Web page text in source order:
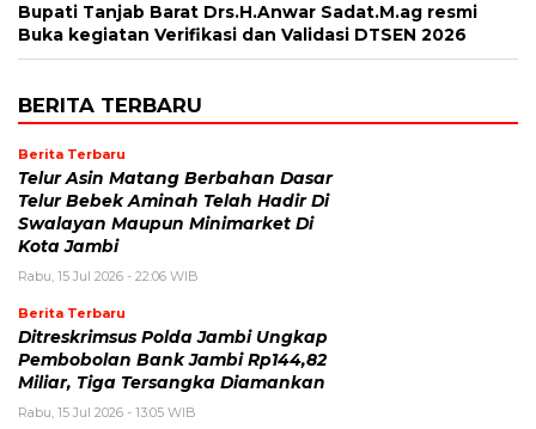
Bupati Tanjab Barat Drs.H.Anwar Sadat.M.ag resmi
Buka kegiatan Verifikasi dan Validasi DTSEN 2026
BERITA TERBARU
Berita Terbaru
Telur Asin Matang Berbahan Dasar
Telur Bebek Aminah Telah Hadir Di
Swalayan Maupun Minimarket Di
Kota Jambi
Rabu, 15 Jul 2026 - 22:06 WIB
Berita Terbaru
Ditreskrimsus Polda Jambi Ungkap
Pembobolan Bank Jambi Rp144,82
Miliar, Tiga Tersangka Diamankan
Rabu, 15 Jul 2026 - 13:05 WIB